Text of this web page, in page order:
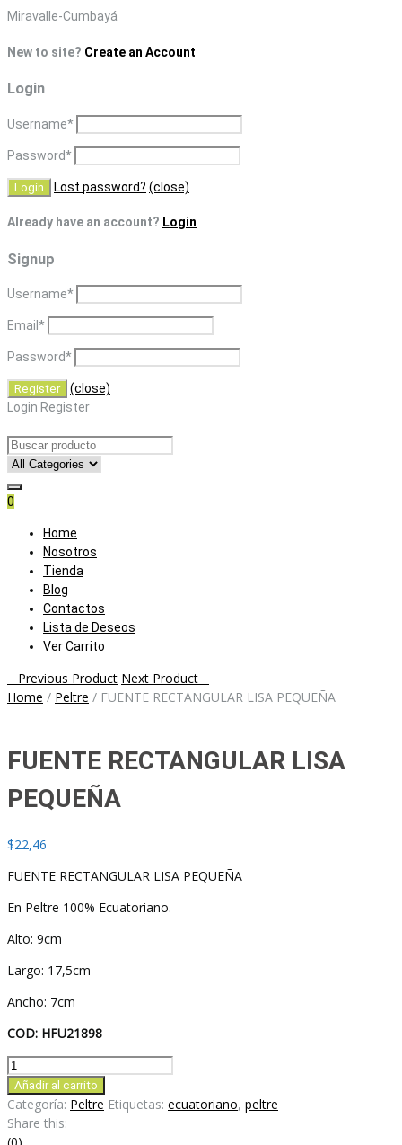
Skip
content
Miravalle-Cumbayá
New to site? Create an Account
Login
Username*
Password*
Lost password? (close)
Already have an account? Login
Signup
Username*
Email *
Password*
(close)
Login Register
0
Skip
content
Home
Nosotros
Tienda
Blog
Contactos
Lista de Deseos
Ver Carrito
Post
navigation
Previous Product Next Product
Home / Peltre / FUENTE RECTANGULAR LISA PEQUEÑA
FUENTE RECTANGULAR LISA
PEQUEÑA
$22,46
FUENTE RECTANGULAR LISA PEQUEÑA
En Peltre 100% Ecuatoriano.
Alto: 9cm
Largo: 17,5cm
Ancho: 7cm
COD: HFU21898
FUENTE
RECTANGULAR
LISA
PEQUEÑA
cantidad
Añadir al carrito
Categoría: Peltre Etiquetas: ecuatoriano, peltre
Share this:
(0)